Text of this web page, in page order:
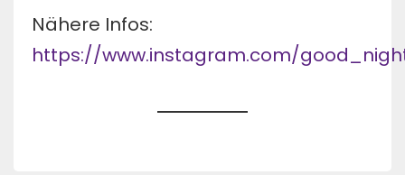
Nähere Infos:
https://www.instagram.com/